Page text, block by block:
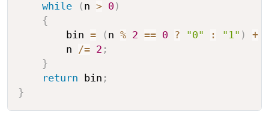
while
( n > 0)
{
        bin
= ( n % 2 == 0 ? "0" : "1" ) +
        n
/= 2 ;
}
return bin ;
}